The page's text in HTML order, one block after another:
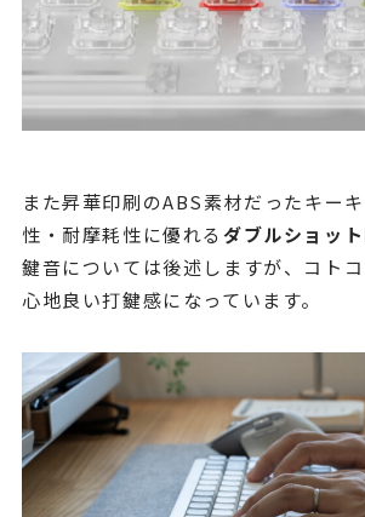
また昇華印刷のABS素材だったキー
性・耐摩耗性に優れるダブルショッ
鍵音については後述しますが、コト
心地良い打鍵感になっています。